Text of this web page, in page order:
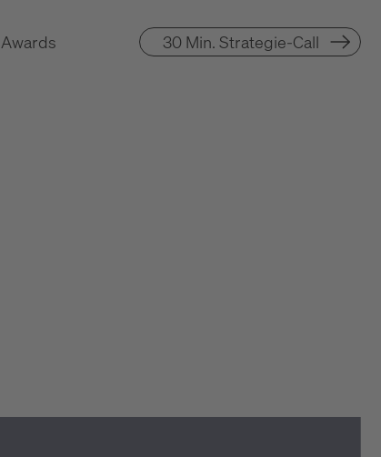
Awards 30 Min. Strategie-Call